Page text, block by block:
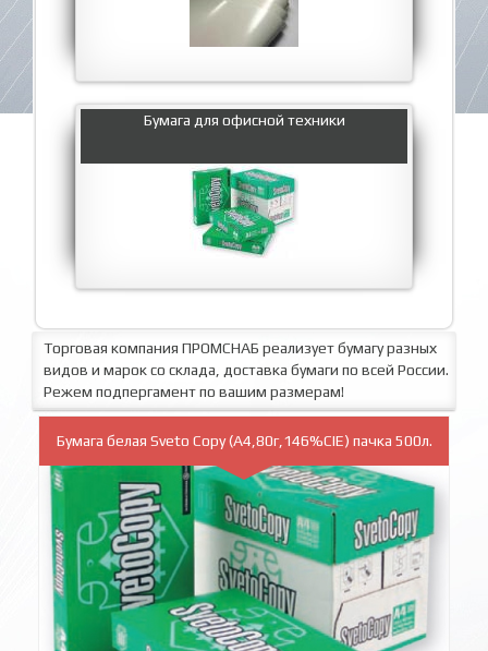
Бумага для офисной техники
Торговая компания ПРОМСНАБ реализует бумагу разных
видов и марок со склада, доставка бумаги по всей России.
Режем подпергамент по вашим размерам!
Бумага белая Sveto Copy (A4,80г,146%CIE) пачка 500л.